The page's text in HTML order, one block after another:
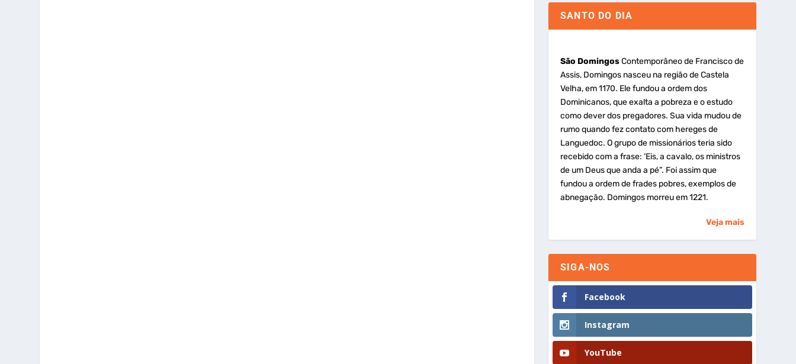
SANTO DO DIA
São DomingosContemporâneo de Francisco de
Assis, Domingos nasceu na região de Castela
Velha, em 1170. Ele fundou a ordem dos
Dominicanos, que exalta a pobreza e o estudo
como dever dos pregadores. Sua vida mudou de
rumo quando fez contato com hereges de
Languedoc. O grupo de missionários teria sido
recebido com a frase: ‘Eis, a cavalo, os ministros
de um Deus que anda a pé”. Foi assim que
fundou a ordem de frades pobres, exemplos de
abnegação. Domingos morreu em 1221.
Veja mais
SIGA-NOS
Facebook
Instagram
YouTube